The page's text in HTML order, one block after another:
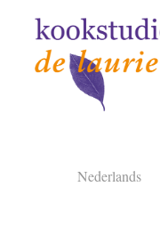
Nederlands